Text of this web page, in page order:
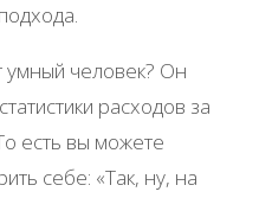
умный человек? Он
расходов за
есть вы можете
себе: «Так, ну, на